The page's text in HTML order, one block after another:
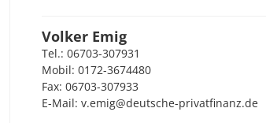
Volker Emig
Tel.: 06703-307931
Mobil: 0172-3674480
Fax: 06703-307933
E-Mail: v.emig@deutsche-privatfinanz.de